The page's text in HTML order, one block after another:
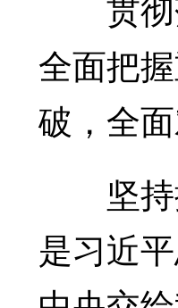
全面把
破，全面
坚持
是习近